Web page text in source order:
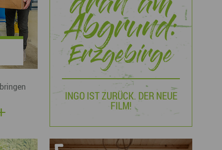
Abgrund:
Erzgebirge
INGO IST ZURÜCK. DER NEUE
FILM!